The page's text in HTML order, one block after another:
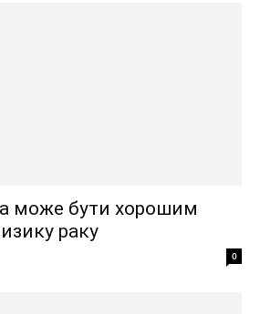
може бути хорошим
раку
0